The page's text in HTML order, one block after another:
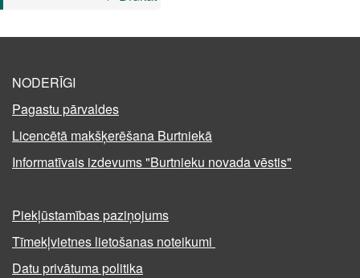
NODERĪGI
Pagastu pārvaldes
Licencētā makšķerēšana Burtniekā
Informatīvais izdevums "Burtnieku novada vēstis"
Piekļūstamības paziņojums
Tīmekļvietnes lietošanas noteikumi
Datu privātuma politika